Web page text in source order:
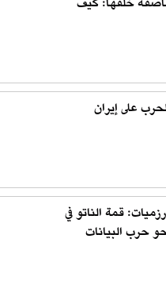
على إيران
قمة الناتو في
حرب البيانات